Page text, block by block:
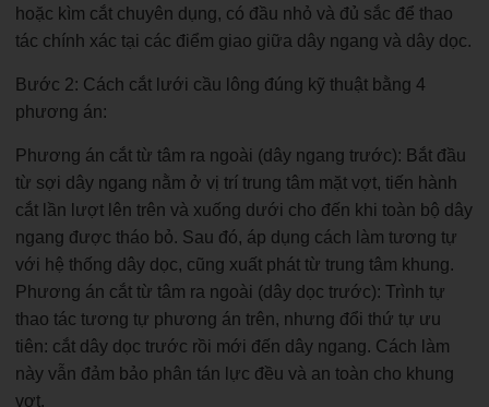
hoặc kìm cắt chuyên dụng, có đầu nhỏ và đủ sắc để thao
tác chính xác tại các điểm giao giữa dây ngang và dây dọc.
Bước 2: Cách cắt lưới cầu lông đúng kỹ thuật bằng 4
phương án:
Phương án cắt từ tâm ra ngoài (dây ngang trước): Bắt đầu
từ sợi dây ngang nằm ở vị trí trung tâm mặt vợt, tiến hành
cắt lần lượt lên trên và xuống dưới cho đến khi toàn bộ dây
ngang được tháo bỏ. Sau đó, áp dụng cách làm tương tự
với hệ thống dây dọc, cũng xuất phát từ trung tâm khung.
Phương án cắt từ tâm ra ngoài (dây dọc trước): Trình tự
thao tác tương tự phương án trên, nhưng đổi thứ tự ưu
tiên: cắt dây dọc trước rồi mới đến dây ngang. Cách làm
này vẫn đảm bảo phân tán lực đều và an toàn cho khung
vợt.